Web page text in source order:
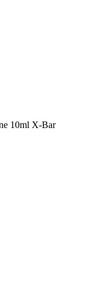
10ml X-Bar